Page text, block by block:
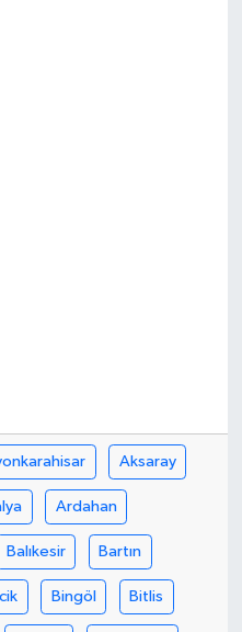
Aksaray
Ardahan
Balıkesir Bartın
Bingöl Bitlis